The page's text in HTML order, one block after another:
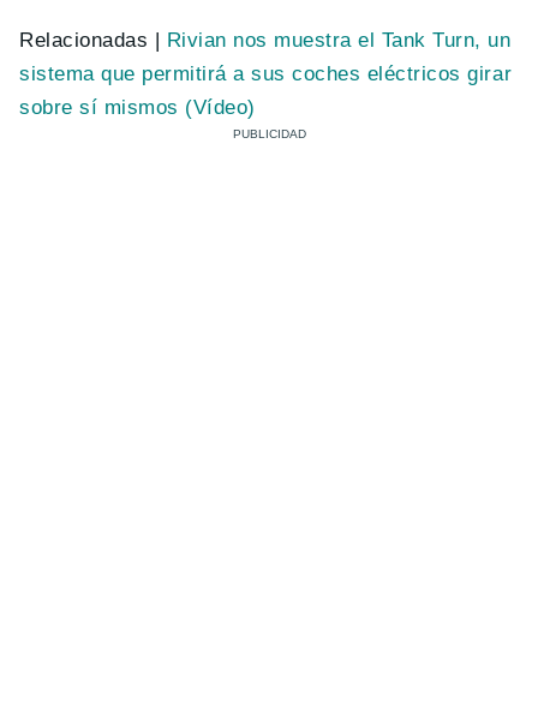
Relacionadas |
Rivian nos muestra el Tank Turn, un
sistema que permitirá a sus coches eléctricos girar
sobre sí mismos (Vídeo)